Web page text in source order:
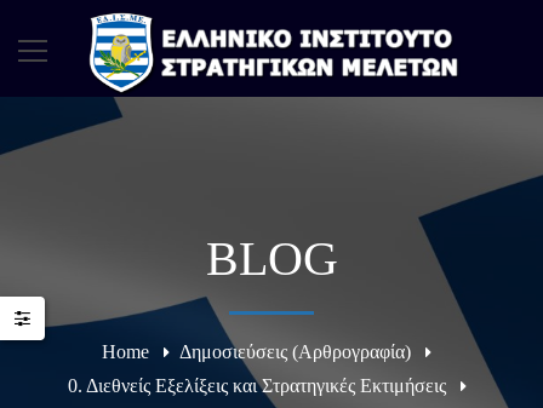
BLOG
Home
Δημοσιεύσεις (Αρθρογραφία)
0. Διεθνείς Εξελίξεις και Στρατηγικές Εκτιμήσεις